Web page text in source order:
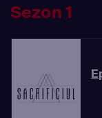
Sezon 1